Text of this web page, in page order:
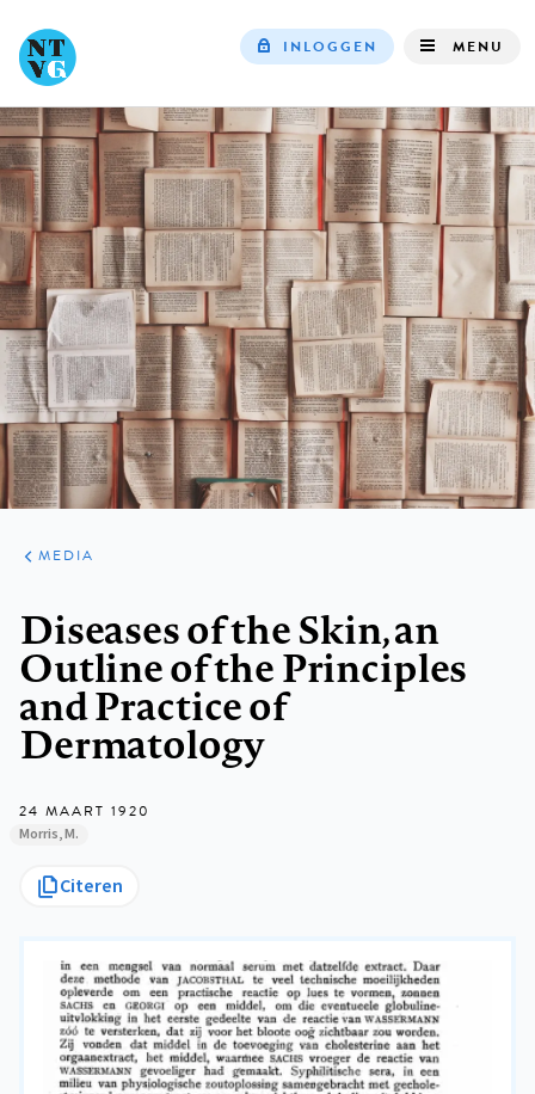
navigation
INLOGGEN MENU
ARTIKELEN
VARIA
MEDIA
Diseases of the Skin, an
Outline of the Principles
and Practice of
Dermatology
24 MAART 1920
Morris, M.
Citeren